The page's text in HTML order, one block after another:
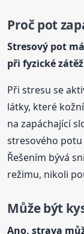
Proč pot
Stresový pot
při fyzické
Při stresu se
látky, které
na zapáchající
stresového
Řešením bývá
režimu, nikoli
Může být
Ano, strava